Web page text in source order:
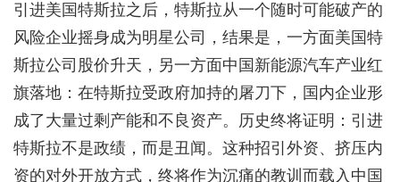
引进美国特斯拉之后，特斯拉从一个随时可能破产的
风险企业摇身成为明星公司，结果是，一方面美国特
斯拉公司股价升天，另一方面中国新能源汽车产业红
旗落地：在特斯拉受政府加持的屠刀下，国内企业形
成了大量过剩产能和不良资产。历史终将证明：引进
特斯拉不是政绩，而是丑闻。这种招引外资、挤压内
资的对外开放方式，终将作为沉痛的教训而载入中国